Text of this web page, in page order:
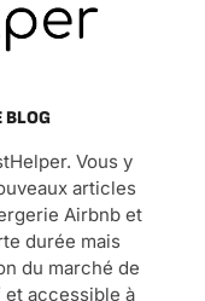
BLOG
Vous y
articles
Airbnb et
durée mais
du marché de
accessible à